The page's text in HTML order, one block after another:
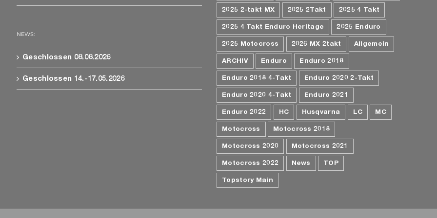
NEWS:
Geschlossen 08.08.2026
Geschlossen 14.-17.05.2026
2025 2-takt MX 2025 2Takt 2025 4 Takt
2025 4 Takt Enduro Heritage 2025 Enduro
2025 Motocross 2026 MX 2takt Allgemein
ARCHIV Enduro Enduro 2018
Enduro 2018 4-Takt Enduro 2020 2-Takt
Enduro 2020 4-Takt Enduro 2021
Enduro 2022 HC Husqvarna LC MC
Motocross Motocross 2018
Motocross 2020 Motocross 2021
Motocross 2022 News TOP
Topstory Main